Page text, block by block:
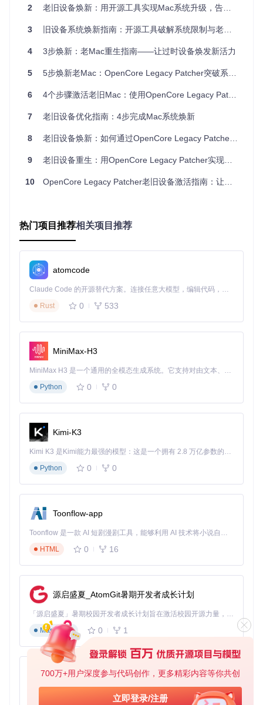
700万+用户深度参与代码创作，更多精彩内容等你共创
立即登录/注册
重要警示：确保你的数据已备份！升级过程可能需要格式化
存储设备。
版本，访问Apple支持页面查看官方支持的最高系统版本。
为什么官方放弃支持老设备？
苹果每年发布新的macOS系统时，都会淘汰一批"老旧"设备。
略和技术推进的考虑。就像智能手机一样，即使硬件还能使
OCLP就像是为老Mac定制的"系统翻译官"，它通过以下技术
系统组件替换：用兼容的旧版组件替换新系统中不兼容的
部分
💡小知识：OpenCore原本是黑苹果（非苹果设备安装macO
S）社区的工具，OCLP是专为真实Mac设备优化的分支版本，
安全性和稳定性更高。
实操检查点：访问项目的支持型号列表，确认你的设备是
否在支持范围内。大多数2012-2015年的Mac都能获得良
实施流程：三步完成系统焕新
第一步：获取OCLP工具
首先需要下载OpenCore Legacy Patcher应用程序。打开终
端，输入以下命令：
下载完成后，进入项目文件夹，双击运行"OpenCore-Patcher-
GUI.command"文件启动图形界面。
在OCLP主界面点击"Create macOS Installer"按钮，进入安装
器制作向导：
选择适合你的安装方式：下载最新版本或使用已有的安装文件
选择"Download macOS Installer"
从列表中选择你想要安装的macOS版本（建议选择最新的
稳定版）
插入U盘，等待程序自动下载并制作安装盘
路径B：使用本地安装器
如果你已下载macOS安装文件，选择"Use existing macO
S Installer"
浏览并选择本地的安装文件（通常位于"应用程序"文件夹
中）
选择U盘作为目标设备开始制作
2 老旧设备焕新：用开源工具实现Mac系统升级，告别淘汰焕发新生
3 旧设备系统焕新指南：开源工具破解系统限制与老旧硬件性能优化全攻略
4 3步焕新：老Mac重生指南——让过时设备焕发新活力
5 5步焕新老Mac：OpenCore Legacy Patcher突破系统限制全指南
6 4个步骤激活老旧Mac：使用OpenCore Legacy Patcher开源工具焕发设备第二春
7 老旧设备优化指南：4步完成Mac系统焕新
8 老旧设备焕新：如何通过OpenCore Legacy Patcher让你的Mac重获新生？
9 老旧设备重生：用OpenCore Legacy Patcher实现Mac系统焕新
10 OpenCore Legacy Patcher老旧设备激活指南：让老款Mac系统焕新的完整方案
热门项目推荐相关项目推荐
atomcode
Claude Code 的开源替代方案。连接任意大模型，编辑代码，运行命令，自动验证 — 全自动执行。用 Rust 构建，极致性能。 ｜ An open-source alternative to Claude Code. Connect any LLM, edit code, run commands, and verify changes — autonomously. Built in Rust for speed. Get Started
Rust
0 533
MiniMax-H3
MiniMax H3 是一个通用的全模态生成系统。它支持对由文本、图像、视频和音频组成的多模态上下文进行统一理解，并能生成分辨率高达 2K、时长可达 15 秒的带原生立体声音频的视频。得益于面向任务泛化的系统设计，H3 在预训练阶段就已具备广泛的多模态上下文理解与生成能力，能够出色地执行复杂的多模态指令。
Python
0 0
Kimi-K3
Kimi K3 是Kimi能力最强的模型：这是一个拥有 2.8 万亿参数的混合专家（MoE）模型，具备原生视觉理解能力，并支持 100 万 token 的上下文窗口。
Python
0 0
Toonflow-app
Toonflow 是一款 AI 短剧漫剧工具，能够利用 AI 技术将小说自动转化为剧本，并结合 AI 生成的图片和视频，实现高效的短剧创作。借助 Toonflow，可以轻松完成从文字到影像的全流程，让短剧制作变得更加智能与便捷。
HTML
0 16
源启盛夏_AtomGit暑期开发者成长计划
「源启盛夏」暑期校园开发者成长计划旨在激活校园开源力量，通过积分激励、认证扶持、资源倾斜等形式，引导高校组织和开发者完成「入驻 — 建项目 — 做贡献 — 获认证 — 得资源」的完整闭环。无论你是想带领社团入驻平台的组织者，还是希望用代码贡献证明自己的开发者，都能在这里找到属于你的成长路径。
Markdown
0 1
AionUi
免费、本地、开源的 24/7 全天候 Cowork 应用，以及适用于 Gemini CLI、Claude Code、Codex、OpenCode、Qwen Code、Goose CLI、Auggie 等的 OpenClaw | 🌟 喜欢就点star吧